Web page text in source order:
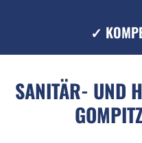
✓
SANITÄR- UND